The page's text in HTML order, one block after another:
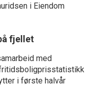
i Eiendom
fjellet
med
i første halvår